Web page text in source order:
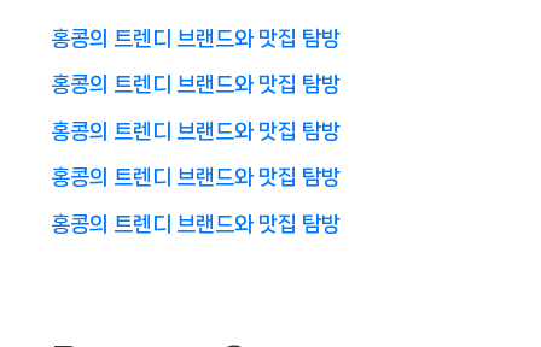
홍콩의 트렌디 브랜드와 맛집 탐방
홍콩의 트렌디 브랜드와 맛집 탐방
홍콩의 트렌디 브랜드와 맛집 탐방
홍콩의 트렌디 브랜드와 맛집 탐방
홍콩의 트렌디 브랜드와 맛집 탐방